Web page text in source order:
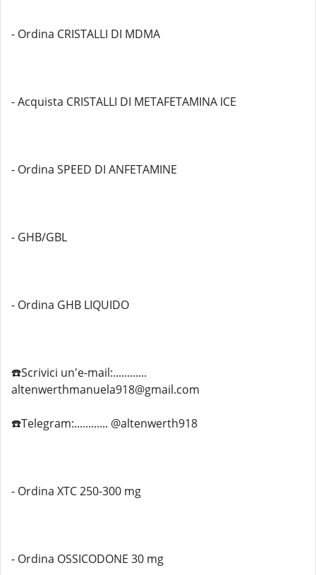
- Ordina CRISTALLI DI MDMA
- Acquista CRISTALLI DI METAFETAMINA ICE
- Ordina SPEED DI ANFETAMINE
- GHB/GBL
- Ordina GHB LIQUIDO
☎️Scrivici un'e-mail:............
altenwerthmanuela918@gmail.com
☎️Telegram:............ @altenwerth918
- Ordina XTC 250-300 mg
- Ordina OSSICODONE 30 mg